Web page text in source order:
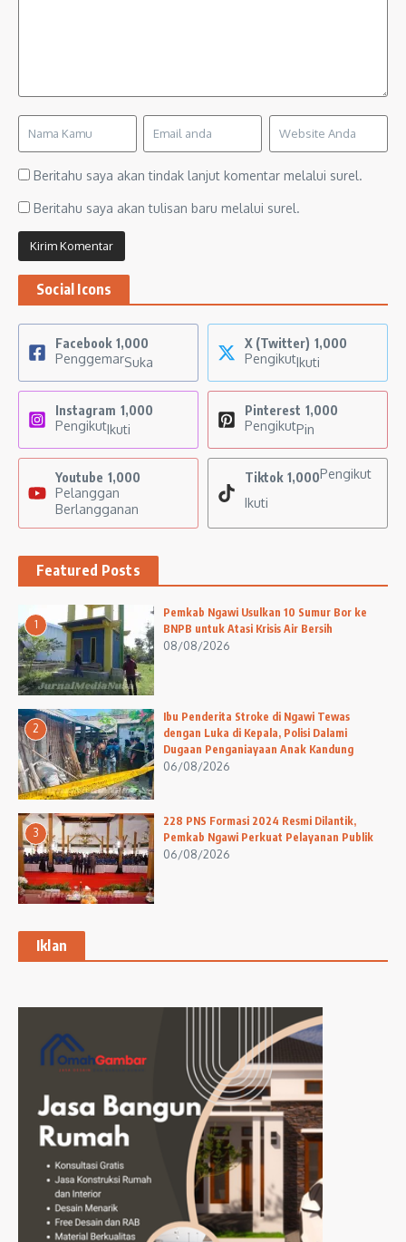
Beritahu saya akan tindak lanjut komentar melalui surel.
Beritahu saya akan tulisan baru melalui surel.
Social Icons
Facebook 1,000
PenggemarSuka
X (Twitter) 1,000
PengikutIkuti
Instagram 1,000
PengikutIkuti
Pinterest 1,000
PengikutPin
Youtube 1,000
Pelanggan
Berlangganan
Tiktok 1,000Pengikut
Ikuti
Featured Posts
1
Pemkab Ngawi Usulkan 10 Sumur Bor ke
BNPB untuk Atasi Krisis Air Bersih
08/08/2026
2
Ibu Penderita Stroke di Ngawi Tewas
dengan Luka di Kepala, Polisi Dalami
Dugaan Penganiayaan Anak Kandung
06/08/2026
3
228 PNS Formasi 2024 Resmi Dilantik,
Pemkab Ngawi Perkuat Pelayanan Publik
06/08/2026
Iklan